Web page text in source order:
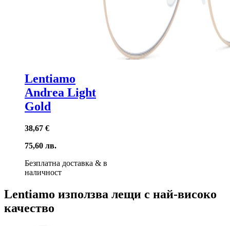
Lentiamo
Andrea Light
Gold
38,67 €
75,60 лв.
Безплатна доставка & в
наличност
Lentiamo използва лещи с най-високо
качество